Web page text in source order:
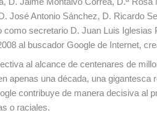
José Antonio Sánchez, D. Ricardo
secretario D. Juan Luis
al buscador Google de Internet,
al alcance de centenares de
apenas una década, una
contribuye de manera decisiva al
o raciales.